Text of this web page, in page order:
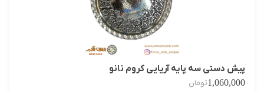
پیش دستی سه پایه آریایی کروم نانو
1,060,000تومان